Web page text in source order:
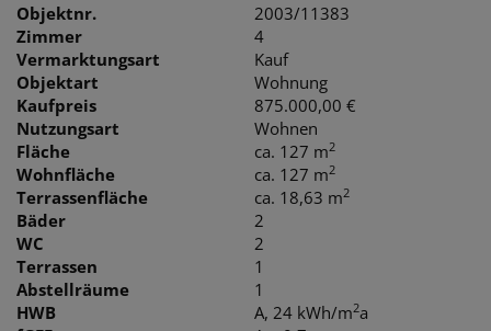
Objektnr.
2003/11383
Zimmer
4
Vermarktungsart
Kauf
Objektart
Wohnung
Kaufpreis
875.000,00 €
Nutzungsart
Wohnen
Fläche
ca. 127 m2
Wohnfläche ca. 127 m2
Terrassenfläche ca. 18,63 m2
Bäder
2
WC
2
Terrassen
1
Abstellräume
1
HWB
A, 24 kWh/m2a